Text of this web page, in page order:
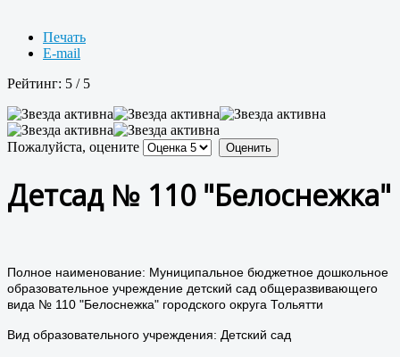
Печать
E-mail
Рейтинг: 5 / 5
Пожалуйста, оцените
Детсад № 110 "Белоснежка"
Полное наименование: Муниципальное бюджетное дошкольное
образовательное учреждение детский сад общеразвивающего
вида № 110 "Белоснежка" городского округа Тольятти
Вид образовательного учреждения: Детский сад